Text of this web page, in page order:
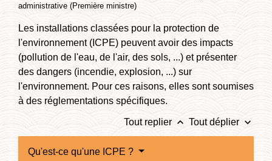
administrative (Première ministre)
Les installations classées pour la protection de
l'environnement (ICPE) peuvent avoir des impacts
(pollution de l'eau, de l'air, des sols, ...) et présenter
des dangers (incendie, explosion, ...) sur
l'environnement. Pour ces raisons, elles sont soumises
à des réglementations spécifiques.
Tout replier keyboard_arrow_up Tout déplier keyboard_arrow_down
Qu'est-ce qu'une ICPE ?